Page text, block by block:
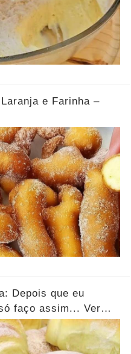
e Farinha –
Depois que eu
faço assim... Ver